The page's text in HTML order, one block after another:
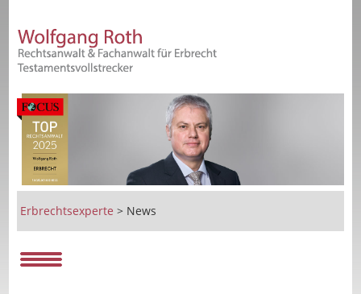
Erbrechtsexperte > News